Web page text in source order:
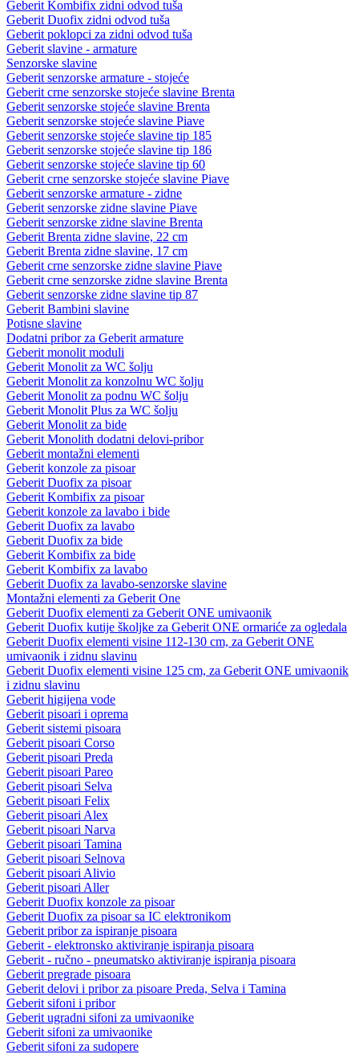
Geberit Kombifix zidni odvod tuša
Geberit Duofix zidni odvod tuša
Geberit poklopci za zidni odvod tuša
Geberit slavine - armature
Senzorske slavine
Geberit senzorske armature - stojeće
Geberit crne senzorske stojeće slavine Brenta
Geberit senzorske stojeće slavine Brenta
Geberit senzorske stojeće slavine Piave
Geberit senzorske stojeće slavine tip 185
Geberit senzorske stojeće slavine tip 186
Geberit senzorske stojeće slavine tip 60
Geberit crne senzorske stojeće slavine Piave
Geberit senzorske armature - zidne
Geberit senzorske zidne slavine Piave
Geberit senzorske zidne slavine Brenta
Geberit Brenta zidne slavine, 22 cm
Geberit Brenta zidne slavine, 17 cm
Geberit crne senzorske zidne slavine Piave
Geberit crne senzorske zidne slavine Brenta
Geberit senzorske zidne slavine tip 87
Geberit Bambini slavine
Potisne slavine
Dodatni pribor za Geberit armature
Geberit monolit moduli
Geberit Monolit za WC šolju
Geberit Monolit za konzolnu WC šolju
Geberit Monolit za podnu WC šolju
Geberit Monolit Plus za WC šolju
Geberit Monolit za bide
Geberit Monolith dodatni delovi-pribor
Geberit montažni elementi
Geberit konzole za pisoar
Geberit Duofix za pisoar
Geberit Kombifix za pisoar
Geberit konzole za lavabo i bide
Geberit Duofix za lavabo
Geberit Duofix za bide
Geberit Kombifix za bide
Geberit Kombifix za lavabo
Geberit Duofix za lavabo-senzorske slavine
Montažni elementi za Geberit One
Geberit Duofix elementi za Geberit ONE umivaonik
Geberit Duofix kutije školjke za Geberit ONE ormariće za ogledala
Geberit Duofix elementi visine 112-130 cm, za Geberit ONE
umivaonik i zidnu slavinu
Geberit Duofix elementi visine 125 cm, za Geberit ONE umivaonik
i zidnu slavinu
Geberit higijena vode
Geberit pisoari i oprema
Geberit sistemi pisoara
Geberit pisoari Corso
Geberit pisoari Preda
Geberit pisoari Pareo
Geberit pisoari Selva
Geberit pisoari Felix
Geberit pisoari Alex
Geberit pisoari Narva
Geberit pisoari Tamina
Geberit pisoari Selnova
Geberit pisoari Alivio
Geberit pisoari Aller
Geberit Duofix konzole za pisoar
Geberit Duofix za pisoar sa IC elektronikom
Geberit pribor za ispiranje pisoara
Geberit - elektronsko aktiviranje ispiranja pisoara
Geberit - ručno - pneumatsko aktiviranje ispiranja pisoara
Geberit pregrade pisoara
Geberit delovi i pribor za pisoare Preda, Selva i Tamina
Geberit sifoni i pribor
Geberit ugradni sifoni za umivaonike
Geberit sifoni za umivaonike
Geberit sifoni za sudopere